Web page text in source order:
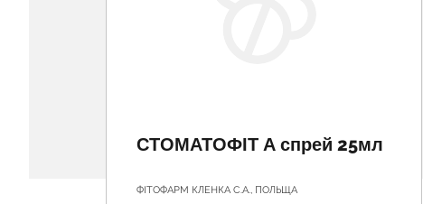
СТОМАТОФІТ А спрей 25мл
ФІТОФАРМ КЛЕНКА С.А., ПОЛЬЩА